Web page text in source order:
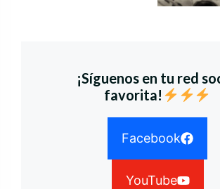
¡Síguenos en tu red
favorita!
Facebook
YouTube